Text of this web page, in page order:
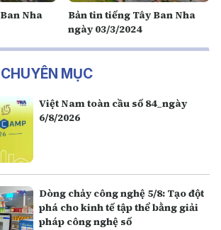
Nha
Bản tin tiếng Tây Ban Nha
ngày 03/3/2024
MỤC
Việt Nam toàn cầu số 84_ngày
6/8/2026
Dòng chảy công nghệ 5/8: Tạo đột
phá cho kinh tế tập thể bằng giải
pháp công nghệ số